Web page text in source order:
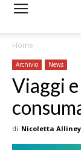
Home
Archivio News
Viaggi
di Nicoletta Alliney